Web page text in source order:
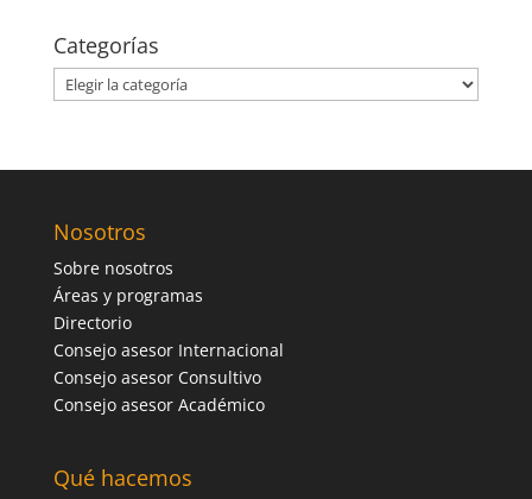
Categorías
Categorías
Nosotros
Sobre nosotros
Áreas y programas
Directorio
Consejo asesor Internacional
Consejo asesor Consultivo
Consejo asesor Académico
Qué hacemos